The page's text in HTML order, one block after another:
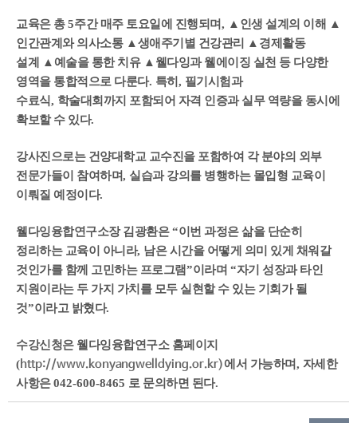
교육은 총5주간 매주 토요일에 진행되며, ▲ 인생 설계의 이해 ▲
인간관계와 의사소통 ▲ 생애주기별 건강관리 ▲ 경제활동
설계
▲ 예술을 통한 치유 ▲ 웰다잉과 웰에이징 실천 등 다양한
영역을 통합적으로 다룬다. 특히 , 필기시험과
수료식, 학술대회까지 포함되어 자격 인증과 실무 역량을 동시에
확보할 수 있다.
강사진으로는 건양대학교 교수진을 포함하여 각 분야의 외부
전문가들이 참여하며, 실습과 강의를 병행하는 몰입형 교육이
이뤄질 예정이다.
웰다잉융합연구소장 김광환은“이번 과정은 삶을 단순히
정리하는 교육이 아니라, 남은 시간을 어떻게 의미 있게 채워갈
것인가를 함께 고민하는 프로그램”이라며 “자기 성장과 타인
지원이라는 두 가지 가치를 모두 실현할 수 있는 기회가 될
것”이라고 밝혔다.
수강신청은 웰다잉융합연구소 홈페이지
(http://www.konyangwelldying.or.kr)에서 가능하며, 자세한
사항은042-600-8465 로 문의하면 된다.